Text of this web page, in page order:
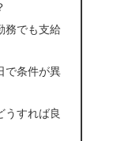
務でも支給
で条件が異
うすれば良